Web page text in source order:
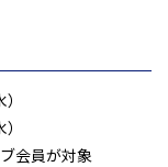
会員が対象